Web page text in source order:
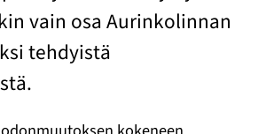
vain osa Aurinkolinnan
tehdyistä